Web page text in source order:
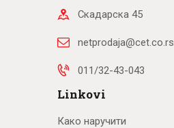
Скадарска 45
netprodaja@cet.co.rs
011/32-43-043
Linkovi
Како наручити